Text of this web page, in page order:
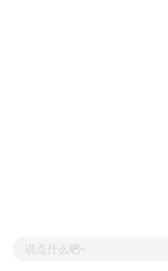
说点什么吧~